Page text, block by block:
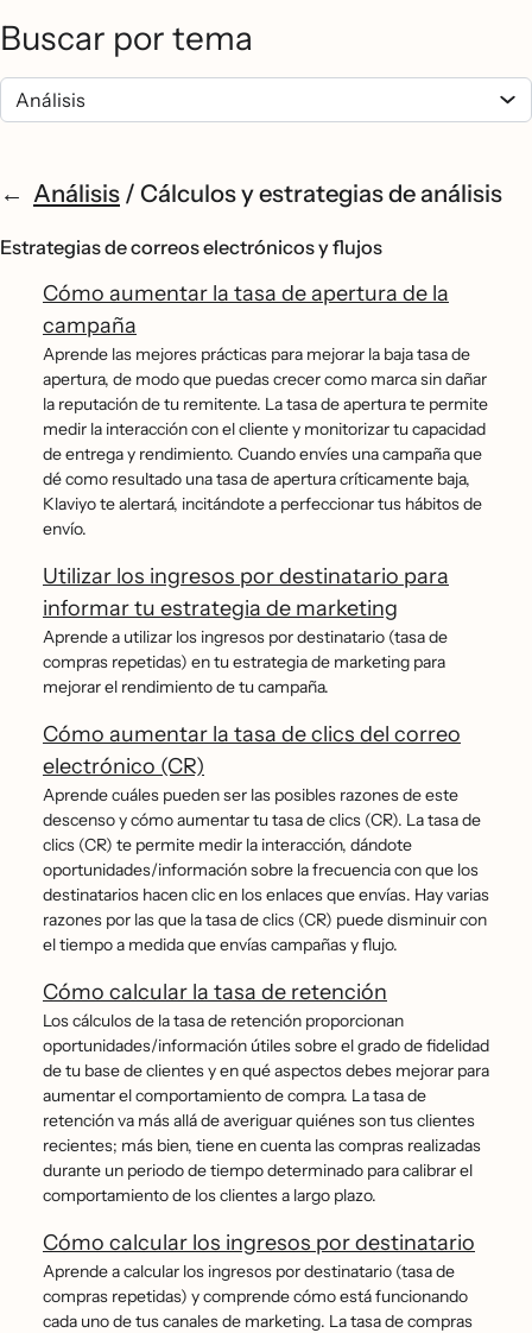
Buscar por tema
Análisis / Cálculos y estrategias de análisis
Estrategias de correos electrónicos y flujos
Cómo aumentar la tasa de apertura de la
campaña
Aprende las mejores prácticas para mejorar la baja tasa de
apertura, de modo que puedas crecer como marca sin dañar
la reputación de tu remitente. La tasa de apertura te permite
medir la interacción con el cliente y monitorizar tu capacidad
de entrega y rendimiento. Cuando envíes una campaña que
dé como resultado una tasa de apertura críticamente baja,
Klaviyo te alertará, incitándote a perfeccionar tus hábitos de
envío.
Utilizar los ingresos por destinatario para
informar tu estrategia de marketing
Aprende a utilizar los ingresos por destinatario (tasa de
compras repetidas) en tu estrategia de marketing para
mejorar el rendimiento de tu campaña.
Cómo aumentar la tasa de clics del correo
electrónico (CR)
Aprende cuáles pueden ser las posibles razones de este
descenso y cómo aumentar tu tasa de clics (CR). La tasa de
clics (CR) te permite medir la interacción, dándote
oportunidades/información sobre la frecuencia con que los
destinatarios hacen clic en los enlaces que envías. Hay varias
razones por las que la tasa de clics (CR) puede disminuir con
el tiempo a medida que envías campañas y flujo.
Cómo calcular la tasa de retención
Los cálculos de la tasa de retención proporcionan
oportunidades/información útiles sobre el grado de fidelidad
de tu base de clientes y en qué aspectos debes mejorar para
aumentar el comportamiento de compra. La tasa de
retención va más allá de averiguar quiénes son tus clientes
recientes; más bien, tiene en cuenta las compras realizadas
durante un periodo de tiempo determinado para calibrar el
comportamiento de los clientes a largo plazo.
Cómo calcular los ingresos por destinatario
Aprende a calcular los ingresos por destinatario (tasa de
compras repetidas) y comprende cómo está funcionando
cada uno de tus canales de marketing. La tasa de compras